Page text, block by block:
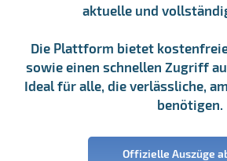
aktuelle und
Die Plattform bietet
sowie einen schnellen Zugriff
Ideal für alle, die verlässliche,
benötigen.
Offizielle Auszüge